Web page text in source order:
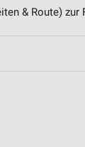
& Route) zur